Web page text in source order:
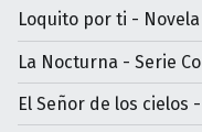
Loquito por ti -
La Nocturna - Serie
El Señor de los cielos